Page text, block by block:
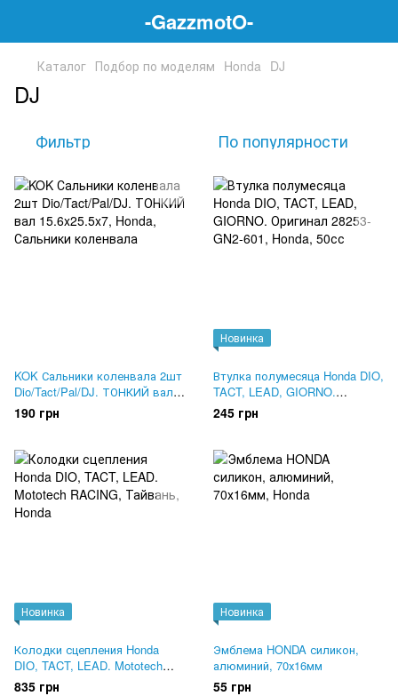
-GazzmotO-
Каталог Подбор по моделям Honda DJ
DJ
Фильтр По популярности
KOK Сальники коленвала 2шт
Dio/Tact/Pal/DJ. ТОНКИЙ вал
15.6x25.5x7
190 грн
Новинка
Втулка полумесяца Honda DIO,
TACT, LEAD, GIORNO.
Оригинал 28253-GN2-601
245 грн
Новинка
Колодки сцепления Honda
DIO, TACT, LEAD. Mototech
RACING, Тайвань
835 грн
Новинка
Эмблема HONDA силикон,
алюминий, 70х16мм
55 грн